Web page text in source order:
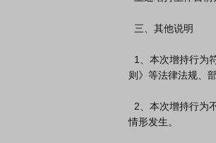
则》等法律法规、
情形发生。